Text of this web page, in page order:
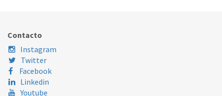
Contacto
Instagram
Twitter
Facebook
Linkedin
Youtube